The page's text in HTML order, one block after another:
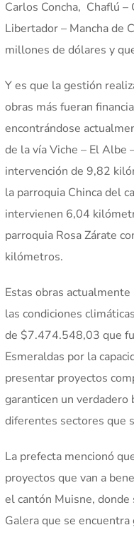
Carlos Concha, Chaflú –
Libertador – Mancha de
millones de dólares y
Y es que la gestión
obras más fueran
encontrándose
de la vía Viche – El Albe
intervención de 9,82
la parroquia Chinca del
intervienen 6,04
parroquia Rosa Zárate
kilómetros.
Estas obras
las condiciones
de $7.474.548,03 que
Esmeraldas por la
presentar proyectos
garanticen un
diferentes sectores que
La prefecta mencionó
proyectos que van a
el cantón Muisne,
Galera que se